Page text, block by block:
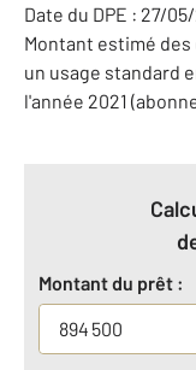
Date du DPE : 27/
Montant estimé
un usage standard
l'année 2021
Montant du prêt :